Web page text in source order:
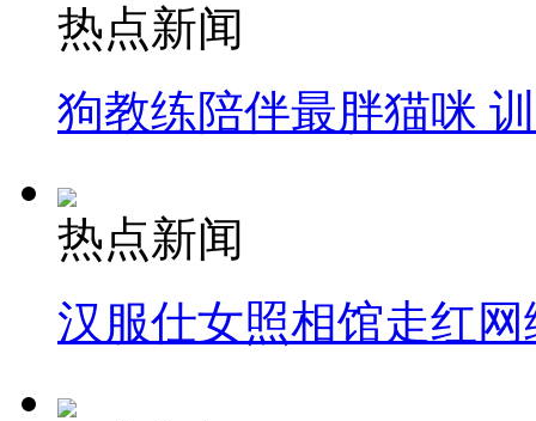
热点新闻
狗教练陪伴最胖猫咪
热点新闻
汉服仕女照相馆走红网